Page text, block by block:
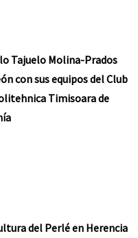
Tajuelo Molina-Prados
con sus equipos del Club
Timisoara de
del Perlé en Herencia